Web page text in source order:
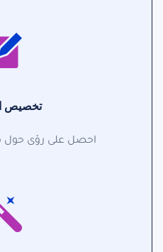
تخصيص
احصل على رؤى حول